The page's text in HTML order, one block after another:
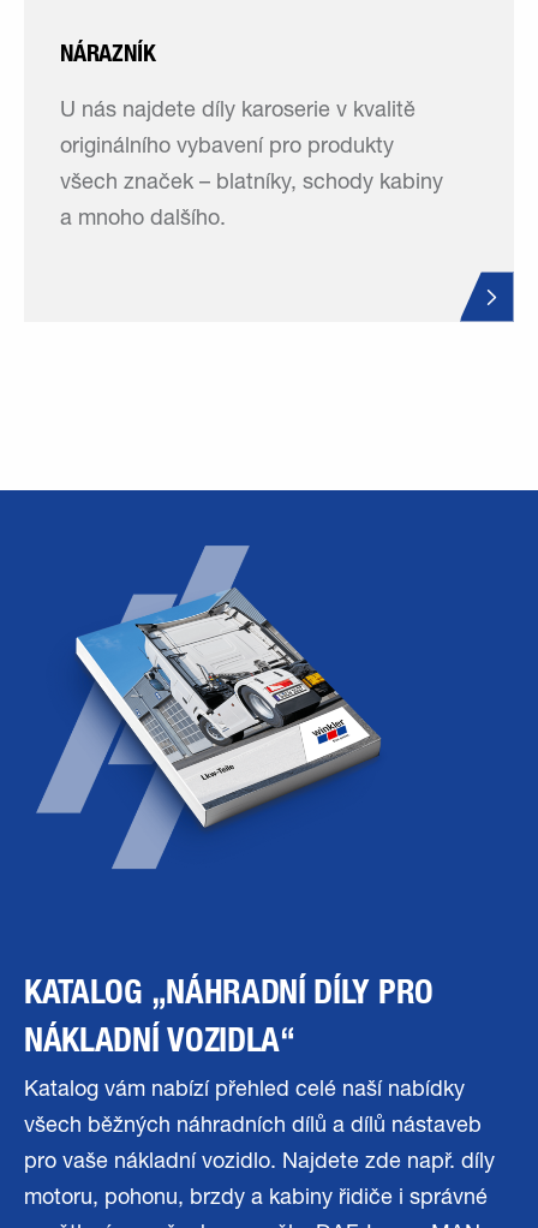
NÁRAZNÍK
U nás najdete díly karoserie v kvalitě
originálního vybavení pro produkty
všech značek – blatníky, schody kabiny
a mnoho dalšího.
KATALOG „NÁHRADNÍ DÍLY PRO
NÁKLADNÍ VOZIDLA“
Katalog vám nabízí přehled celé naší nabídky
všech běžných náhradních dílů a dílů nástaveb
pro vaše nákladní vozidlo. Najdete zde např. díly
motoru, pohonu, brzdy a kabiny řidiče i správné